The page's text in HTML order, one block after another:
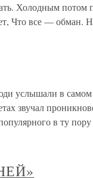
Холодным потом
Что все — обман.
услышали в
звучал
в ту пору